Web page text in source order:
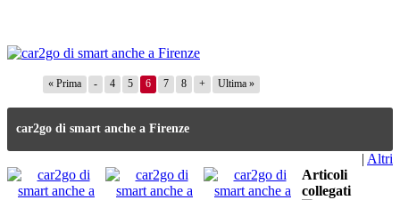
« Prima - 4 5 6 7 8 + Ultima »
car2go di smart anche a Firenze
| Altri
Articoli
collegati